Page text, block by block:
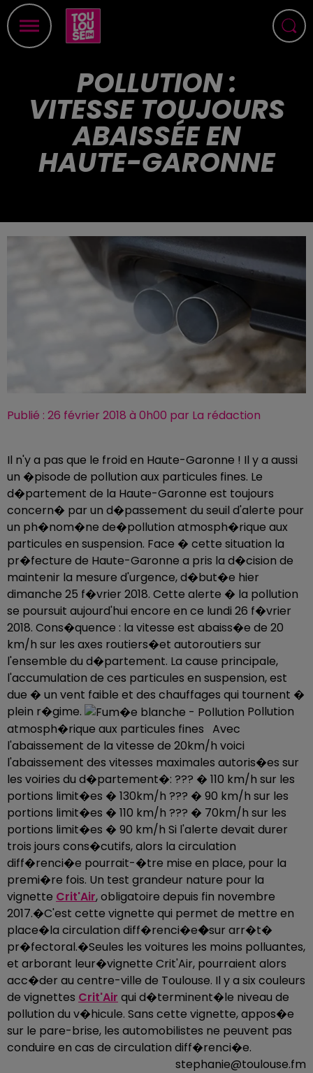
POLLUTION :
VITESSE TOUJOURS
ABAISSÉE EN
HAUTE-GARONNE
Publié : 26 février 2018 à 0h00 par La rédaction
Il n'y a pas que le froid en Haute-Garonne ! Il y a aussi
un �pisode de pollution aux particules fines. Le
d�partement de la Haute-Garonne est toujours
concern� par un d�passement du seuil d'alerte pour
un ph�nom�ne de�pollution atmosph�rique aux
particules en suspension. Face � cette situation la
pr�fecture de Haute-Garonne a pris la d�cision de
maintenir la mesure d'urgence, d�but�e hier
dimanche 25 f�vrier 2018. Cette alerte � la pollution
se poursuit aujourd'hui encore en ce lundi 26 f�vrier
2018. Cons�quence : la vitesse est abaiss�e de 20
km/h sur les axes routiers�et autoroutiers sur
l'ensemble du d�partement. La cause principale,
l'accumulation de ces particules en suspension, est
due � un vent faible et des chauffages qui tournent �
plein r�gime.
Pollution
atmosph�rique aux particules fines Avec
l'abaissement de la vitesse de 20km/h voici
l'abaissement des vitesses maximales autoris�es sur
les voiries du d�partement�: ??? � 110 km/h sur les
portions limit�es � 130km/h ??? � 90 km/h sur les
portions limit�es � 110 km/h ??? � 70km/h sur les
portions limit�es � 90 km/h Si l'alerte devait durer
trois jours cons�cutifs, alors la circulation
diff�renci�e pourrait-�tre mise en place, pour la
premi�re fois. Un test grandeur nature pour la
vignette Crit'Air, obligatoire depuis fin novembre
2017.�C'est cette vignette qui permet de mettre en
place�la circulation diff�renci�e�sur arr�t�
pr�fectoral.�Seules les voitures les moins polluantes,
et arborant leur�vignette Crit'Air, pourraient alors
acc�der au centre-ville de Toulouse. Il y a six couleurs
de vignettes Crit'Air qui d�terminent�le niveau de
pollution du v�hicule. Sans cette vignette, appos�e
sur le pare-brise, les automobilistes ne peuvent pas
conduire en cas de circulation diff�renci�e.
stephanie@toulouse.fm